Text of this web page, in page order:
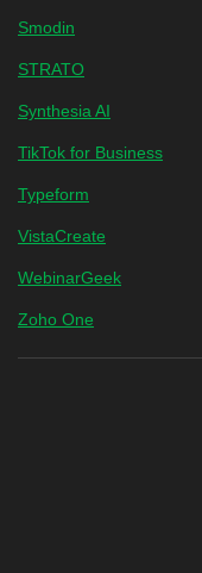
Smodin
STRATO
Synthesia AI
TikTok for Business
Typeform
VistaCreate
WebinarGeek
Zoho One